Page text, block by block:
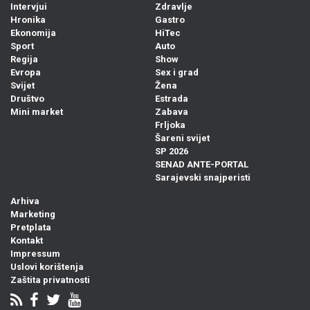
Intervjui
Hronika
Ekonomija
Sport
Regija
Evropa
Svijet
Društvo
Mini market
Zdravlje
Gastro
HiTec
Auto
Show
Sex i grad
Žena
Estrada
Zabava
Frljoka
Šareni svijet
SP 2026
SENAD ANTE-PORTAL
Sarajevski snajperisti
Arhiva
Marketing
Pretplata
Kontakt
Impressum
Uslovi korištenja
Zaštita privatnosti